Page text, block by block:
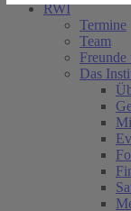
RWI
Termine
Team
Freunde
Das